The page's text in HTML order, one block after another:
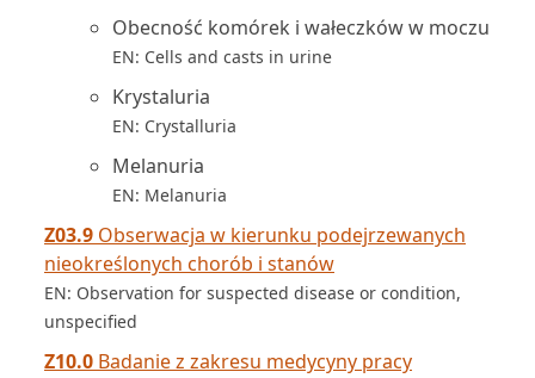
Obecność komórek i wałeczków w moczu
EN: Cells and casts in urine
Krystaluria
EN: Crystalluria
Melanuria
EN: Melanuria
Z03.9 Obserwacja w kierunku podejrzewanych
nieokreślonych chorób i stanów
EN: Observation for suspected disease or condition,
unspecified
Z10.0 Badanie z zakresu medycyny pracy